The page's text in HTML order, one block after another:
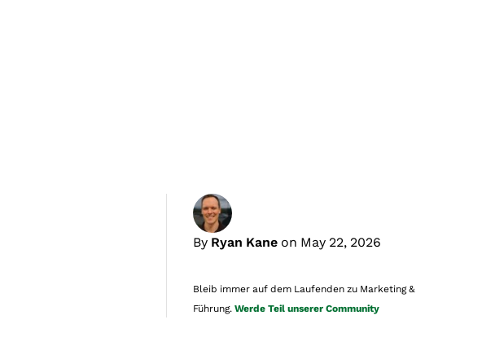
By Ryan Kane on May 22, 2026
Bleib immer auf dem Laufenden zu Marketing &
Führung. Werde Teil unserer Community